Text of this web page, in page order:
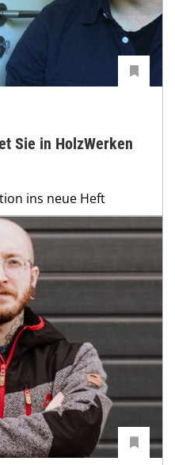
Sie in HolzWerken
ins neue Heft